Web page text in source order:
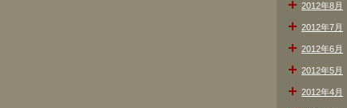
2012年8月
2012年7月
2012年6月
2012年5月
2012年4月